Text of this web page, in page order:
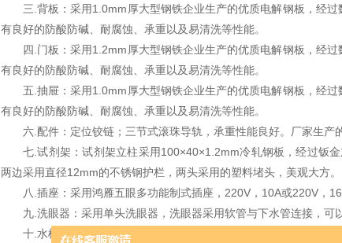
三.背板：采用1.0mm厚大型钢铁企业生产的优质电解钢板，经
有良好的防酸防碱、耐腐蚀、承重以及易清洗等性能。
四.门板：采用1.2mm厚大型钢铁企业生产的优质电解钢板，经
有良好的防酸防碱、耐腐蚀、承重以及易清洗等性能。
五.抽屉：采用1.0mm厚大型钢铁企业生产的优质电解钢板，经
有良好的防酸防碱、耐腐蚀、承重以及易清洗等性能。
六.配件： 定位铰链；三节式滚珠导轨，承重性能良好。厂家生产
七.试剂架：试剂架立柱采用100×40×1.2mm冷轧钢板，经过钣
两边采用直径12mm的不锈钢护栏，两头采用的塑料堵头，美观大方。
八.插座： 采用鸿雁五眼多功能制式插座，220V，10A或220V，
九.洗眼器： 采用单头洗眼器，洗眼器采用软管与下水管连接，可
十.水槽，规格：550×450×310mm，PP材质。